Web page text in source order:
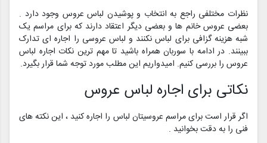
نظرات مختلفی راجع به انتخاب و پوشیدن لباس عروس وجود دارد .
بعضی عروس خانم ها و بعضی دیگر اعتقاد دارند که برای مراسم یک
شبه هزینه گزافی برای لباس نکنند و لباس عروسی را اجاره ای تدارک
ببینند. در ادامه با سوربان همراه باشید تا مهم ترین نکات اجاره لباس
عروس را بررسی کنیم. امیدواریم این مطلب مورد توجه شما قرار بگیرد.
نکاتی برای اجاره لباس عروس
اگر قرار است برای مراسم عروسیتان لباس را اجاره کنید ، این نکته های
فنی را به دقت بخوانید .